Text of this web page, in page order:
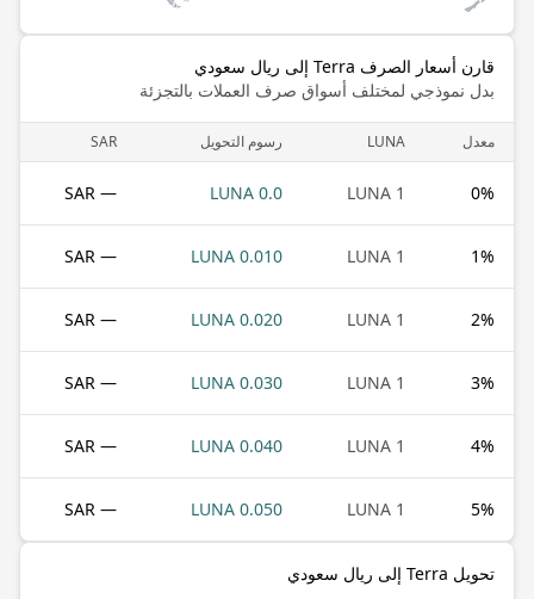
قارن أسعار الصرف Terra إلى ريال سعودي
بدل نموذجي لمختلف أسواق صرف العملات بالتجزئة
معدل LUNA رسوم التحويل SAR
0%
1 LUNA
0.0 LUNA
— SAR
1%
1 LUNA
0.010 LUNA
— SAR
2%
1 LUNA
0.020 LUNA
— SAR
3%
1 LUNA
0.030 LUNA
— SAR
4%
1 LUNA
0.040 LUNA
— SAR
5%
1 LUNA
0.050 LUNA
— SAR
تحويل Terra إلى ريال سعودي